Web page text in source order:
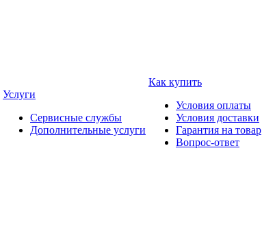
Услуги
Сервисные службы
Дополнительные услуги
Как купить
Условия оплаты
Условия доставки
Гарантия на товар
Вопрос-ответ